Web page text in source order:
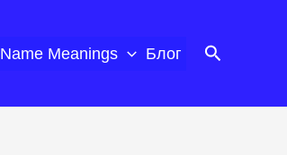
Name Meanings Блог Пошук